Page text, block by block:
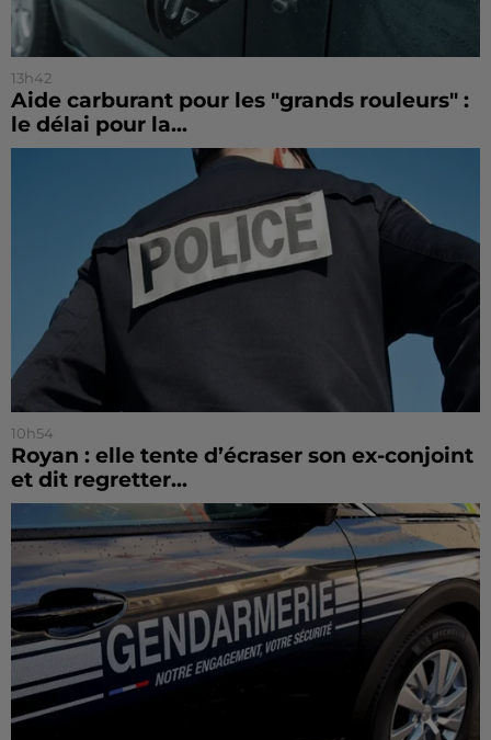
13h42
Aide carburant pour les "grands rouleurs" :
le délai pour la...
10h54
Royan : elle tente d’écraser son ex-conjoint
et dit regretter...